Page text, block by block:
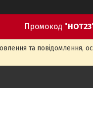
Промокод "HOT23
та повідомлення,